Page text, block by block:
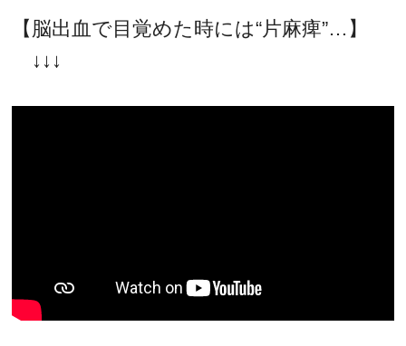
【脳出血で目覚めた時には“片麻痺”…】
↓↓↓